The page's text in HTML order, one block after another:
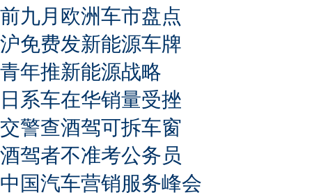
前九月欧洲车市盘点
沪免费发新能源车牌
青年推新能源战略
日系车在华销量受挫
交警查酒驾可拆车窗
酒驾者不准考公务员
中国汽车营销服务峰会